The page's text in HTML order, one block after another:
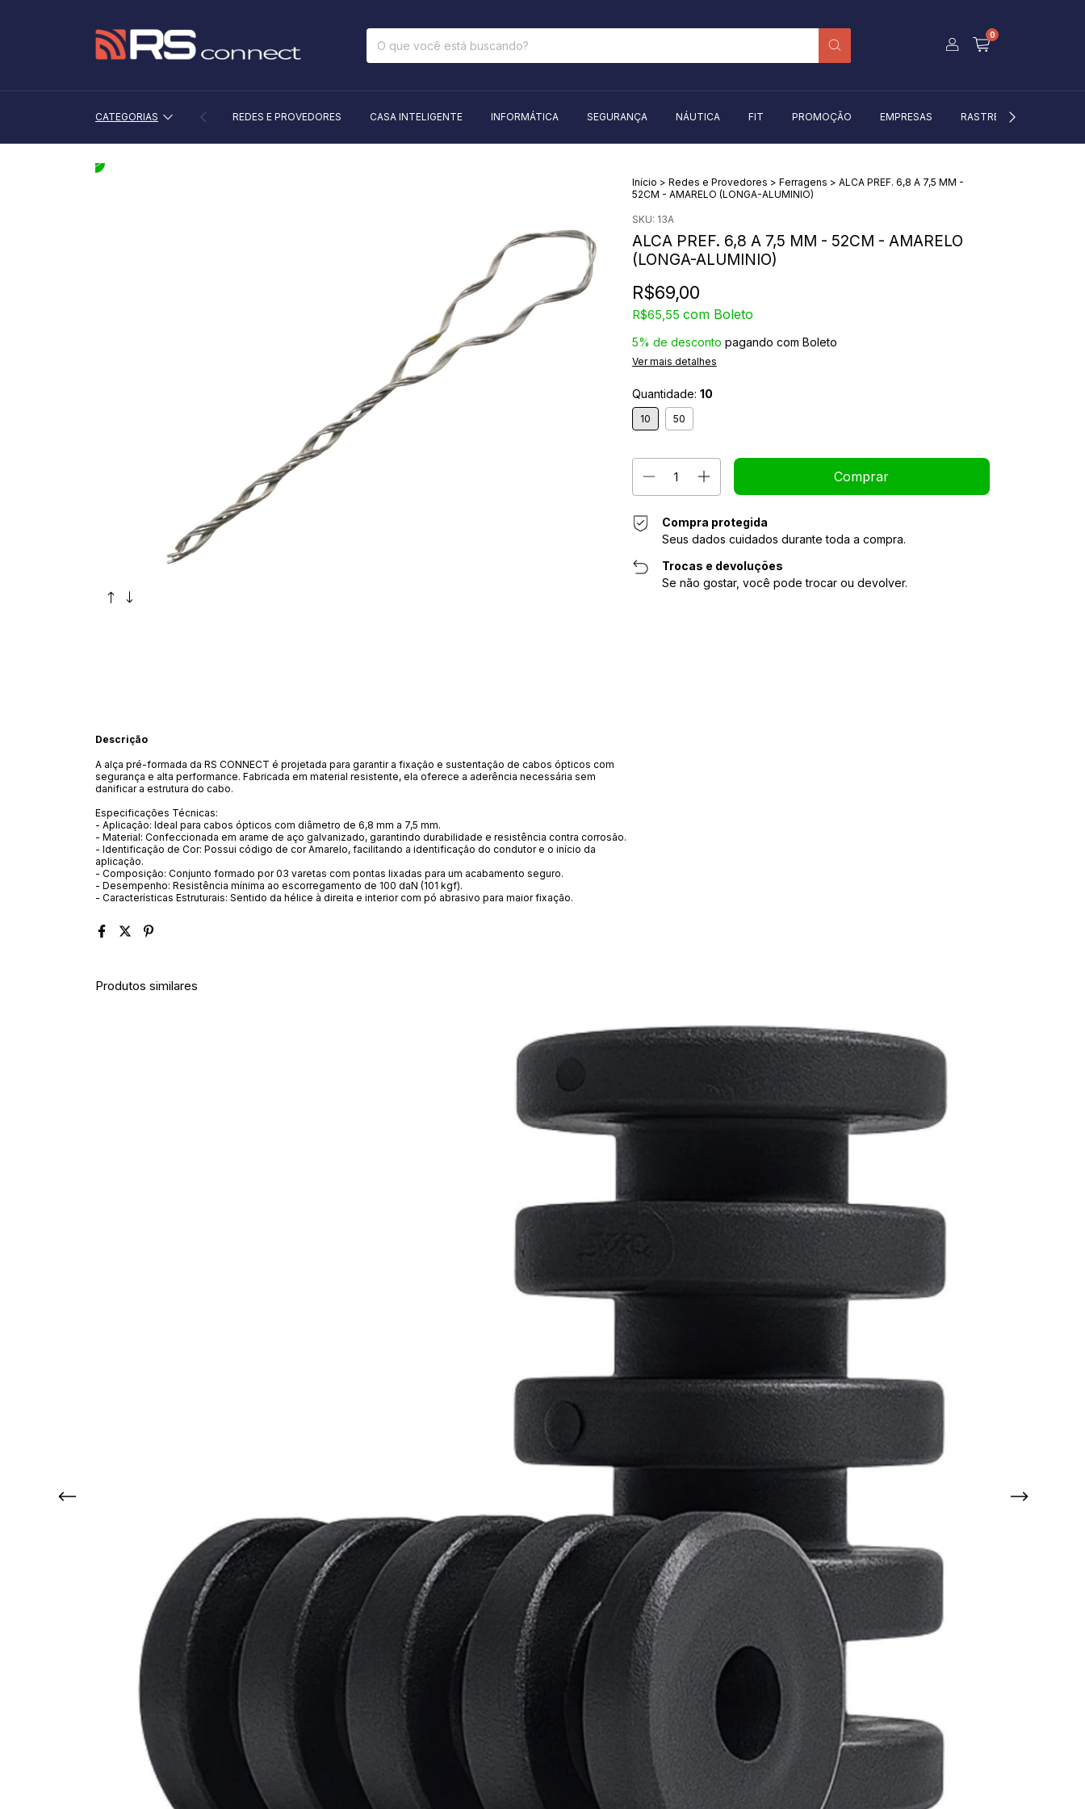
0
CATEGORIAS REDES E PROVEDORES CASA INTELIGENTE INFORMÁTICA SEGURANÇA NÁUTICA FIT PROMOÇÃO EMPRESAS RASTREIO
Início > Redes e Provedores > Ferragens > ALCA PREF. 6,8 A 7,5 MM -
52CM - AMARELO (LONGA-ALUMINIO)
SKU: 13A
ALCA PREF. 6,8 A 7,5 MM - 52CM - AMARELO
(LONGA-ALUMINIO)
R$69,00
R$65,55 com Boleto
5% de desconto pagando com Boleto
Ver mais detalhes
Quantidade: 10
10 50
Compra protegida
Seus dados cuidados durante toda a compra.
Trocas e devoluções
Se não gostar, você pode trocar ou devolver.
Descrição
A alça pré-formada da RS CONNECT é projetada para garantir a fixação e sustentação de cabos ópticos com
segurança e alta performance. Fabricada em material resistente, ela oferece a aderência necessária sem
danificar a estrutura do cabo.
Especificações Técnicas:
- Aplicação: Ideal para cabos ópticos com diâmetro de 6,8 mm a 7,5 mm.
- Material: Confeccionada em arame de aço galvanizado, garantindo durabilidade e resistência contra corrosão.
- Identificação de Cor: Possui código de cor Amarelo, facilitando a identificação do condutor e o início da
aplicação.
- Composição: Conjunto formado por 03 varetas com pontas lixadas para um acabamento seguro.
- Desempenho: Resistência mínima ao escorregamento de 100 daN (101 kgf).
- Características Estruturais: Sentido da hélice à direita e interior com pó abrasivo para maior fixação.
Produtos similares